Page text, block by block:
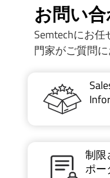
お問い
Semtechにお
門家がご質問に
制限
ポー